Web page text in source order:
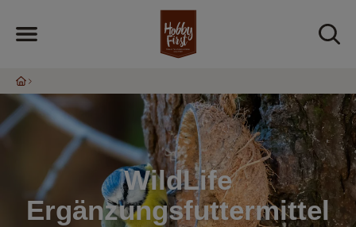
WildLife
Ergänzungsfuttermittel